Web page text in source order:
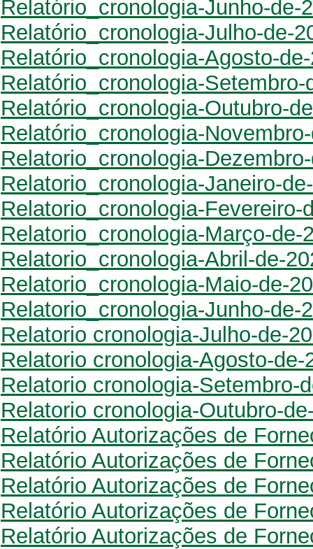
Relatório_cronologia-Junho-de-
Relatório_cronologia-Julho-de-
Relatório_cronologia-Agosto-
Relatório_cronologia-Setembro-
Relatório_cronologia-Outubro-
Relatório_cronologia-
Relatorio_cronologia-
Relatorio_cronologia-Janeiro-
Relatorio_cronologia-Fevereiro-
Relatorio_cronologia-Março-de-
Relatorio_cronologia-Abril-de-
Relatorio_cronologia-Maio-de-
Relatorio_cronologia-Junho-de-
Relatorio cronologia-Julho-de-
Relatorio cronologia-Agosto-de-
Relatorio cronologia-Setembro-
Relatorio cronologia-Outubro-
Relatório Autorizações de
Relatório Autorizações de
Relatório Autorizações de
Relatório Autorizações de
Relatório Autorizações de